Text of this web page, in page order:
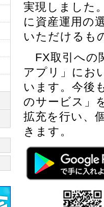
実現しました
に資産運用の
いただけるも
FX取引への
アプリ」にお
います。今後
のサービス」
拡充を行い、
きます。